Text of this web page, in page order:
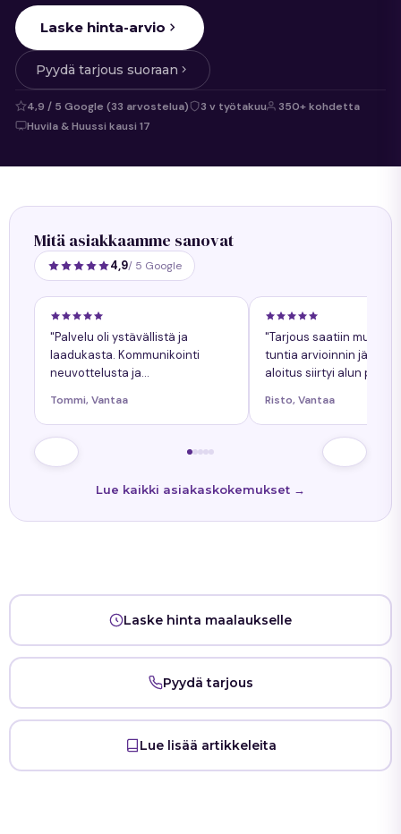
Laske hinta-arvio
Pyydä tarjous suoraan
4,9 / 5 Google (33 arvostelua) 3 v työtakuu
350+ kohdetta
Huvila & Huussi kausi 17
Mitä asiakkaamme sanovat
4,9/ 5 Google
"Palvelu oli ystävällistä ja
laadukasta. Kommunikointi
neuvottelusta ja
Kaikkiin kysymyksiin tuli
nopeasti vastaukset. Työn
lopputulos oli onnistunut."
Tommi, Vantaa
"Tarjous saatiin
tuntia arvioinnin
aloitus siirtyi alun perin
siitä oli ollut etukäteen
tiedossa."
Risto, Vantaa
Lue kaikki asiakaskokemukset →
Laske hinta maalaukselle
Pyydä tarjous
Lue lisää artikkeleita